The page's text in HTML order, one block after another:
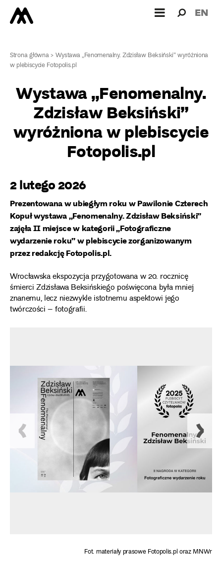
dla: EN
Strona główna>Wystawa „Fenomenalny. Zdzisław Beksiński” wyróżniona
w plebiscycie Fotopolis.pl
Wystawa „Fenomenalny.
Zdzisław Beksiński”
wyróżniona w plebiscycie
Fotopolis.pl
2 lutego 2026
Prezentowana w ubiegłym roku w Pawilonie Czterech
Kopuł wystawa „Fenomenalny. Zdzisław Beksiński”
zajęła II miejsce w kategorii „Fotograficzne
wydarzenie roku” w plebiscycie zorganizowanym
przez redakcję Fotopolis.pl.
Wrocławska ekspozycja przygotowana w 20. rocznicę
śmierci Zdzisława Beksińskiego poświęcona była mniej
znanemu, lecz niezwykle istotnemu aspektowi jego
twórczości – fotografii.
Fot. materiały prasowe Fotopolis.pl oraz MNWr